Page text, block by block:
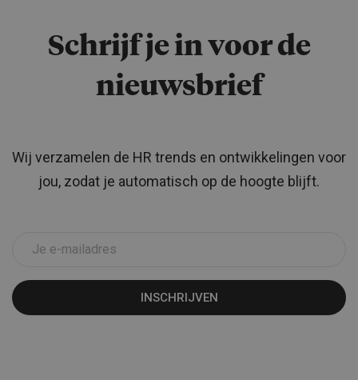
Schrijf je in voor de
nieuwsbrief
Wij verzamelen de HR trends en ontwikkelingen voor
jou, zodat je automatisch op de hoogte blijft.